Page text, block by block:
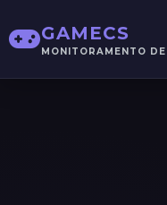
GAMECS
MONITORAMENTO